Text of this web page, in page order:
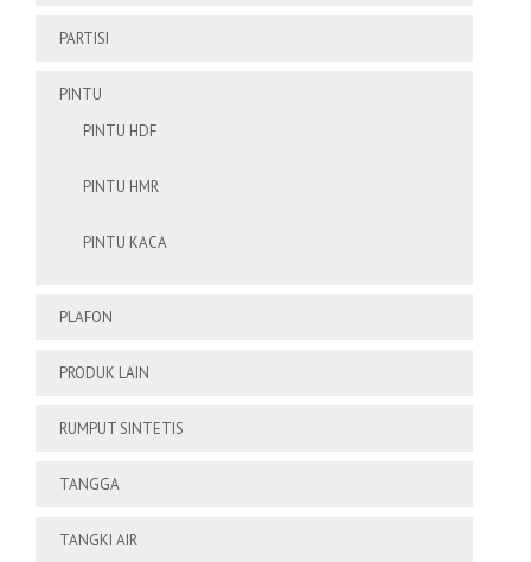
PARTISI
PINTU
PINTU HDF
PINTU HMR
PINTU KACA
PLAFON
PRODUK LAIN
RUMPUT SINTETIS
TANGGA
TANGKI AIR